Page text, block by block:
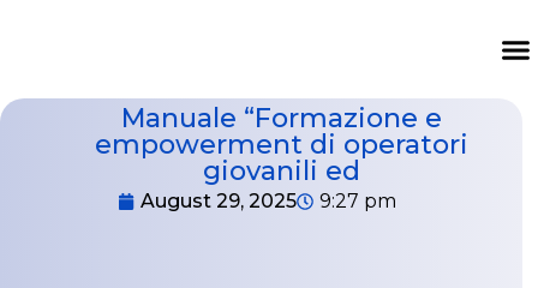
Manuale “Formazione e
empowerment di operatori
giovanili ed
August 29, 2025 9:27 pm